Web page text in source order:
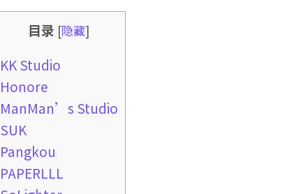
目录 [隐藏]
KK Studio
Honore
ManMan’s Studio
SUK
Pangkou
PAPERLLL